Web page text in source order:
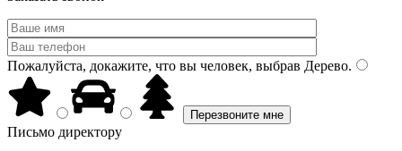
Пожалуйста, докажите, что вы человек, выбрав Дерево.
Письмо директору